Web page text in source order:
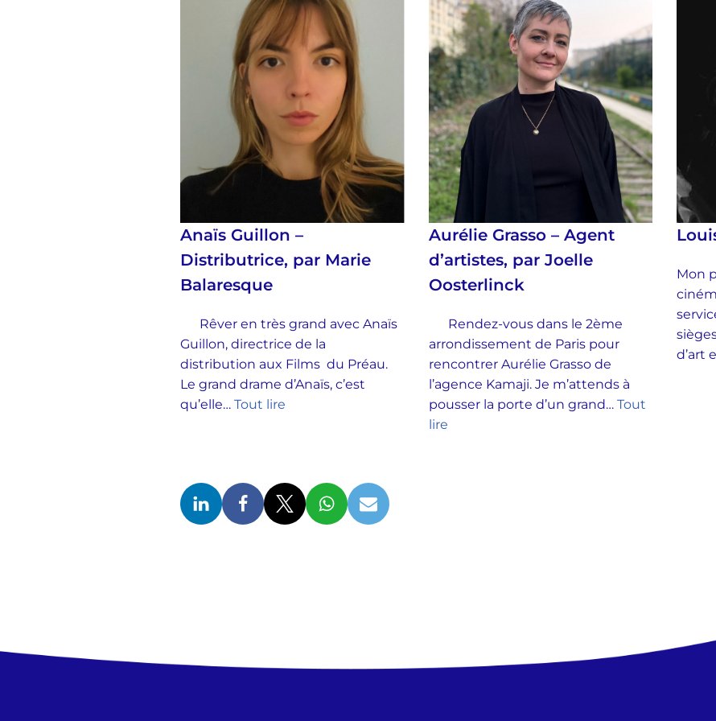
Anaïs Guillon –
Distributrice, par Marie
Balaresque
Rêver en très grand avec Anaïs
Guillon, directrice de la
distribution aux Films du Préau.
Le grand drame d’Anaïs, c’est
qu’elle… Tout lire
Aurélie Grasso – Agent
d’artistes, par Joelle
Oosterlinck
Rendez-vous dans le 2ème
arrondissement de Paris pour
rencontrer Aurélie Grasso de
l’agence Kamaji. Je m’attends à
pousser la porte d’un grand… Tout
lire
Mon
d’art